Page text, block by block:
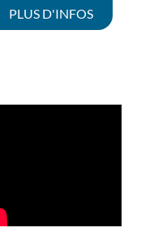
PLUS D'INFOS